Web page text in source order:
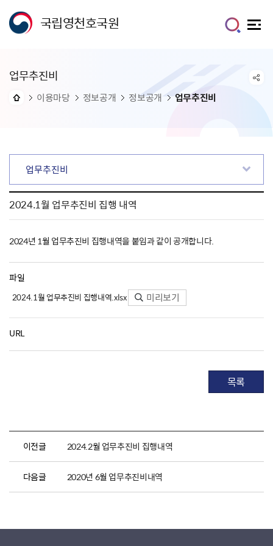
국립영천호국원
업무추진비
이용마당 정보공개 정보공개 업무추진비
업무추진비
2024.1월 업무추진비 집행 내역
2024년 1월 업무추진비 집행내역을 붙임과 같이 공개합니다.
파일
2024.1월 업무추진비 집행내역.xlsx 미리보기
URL
목록
이전글 2024.2월 업무추진비 집행내역
다음글 2020년 6월 업무추진비내역